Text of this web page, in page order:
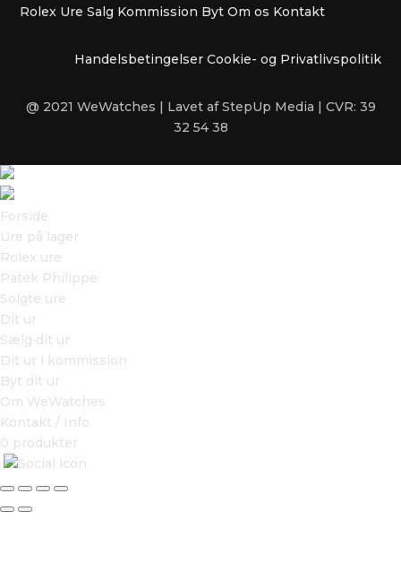
Rolex Ure Salg Kommission Byt Om os Kontakt
Handelsbetingelser Cookie- og Privatlivspolitik
@ 2021 WeWatches | Lavet af StepUp Media | CVR: 39
32 54 38
Forside
Ure på lager
Rolex ure
Patek Philippe
Solgte ure
Dit ur
Sælg dit ur
Dit ur i kommission
Byt dit ur
Om WeWatches
Kontakt / Info
0 produkter